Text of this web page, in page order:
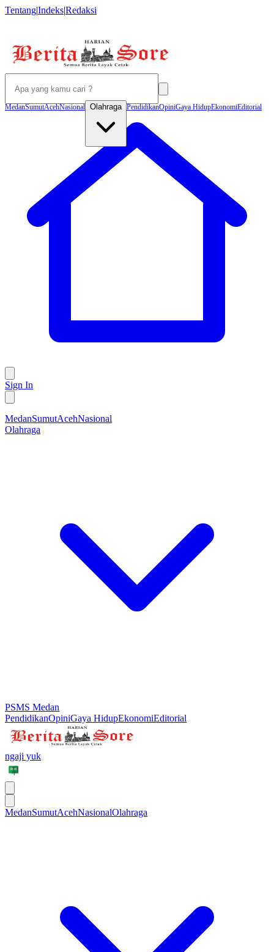
Tentang|Indeks|Redaksi
MedanSumutAcehNasional Olahraga PendidikanOpiniGaya HidupEkonomiEditorial
Sign In
MedanSumutAcehNasional
Olahraga
PSMS Medan
PendidikanOpiniGaya HidupEkonomiEditorial
ngaji yuk
MedanSumutAcehNasionalOlahraga